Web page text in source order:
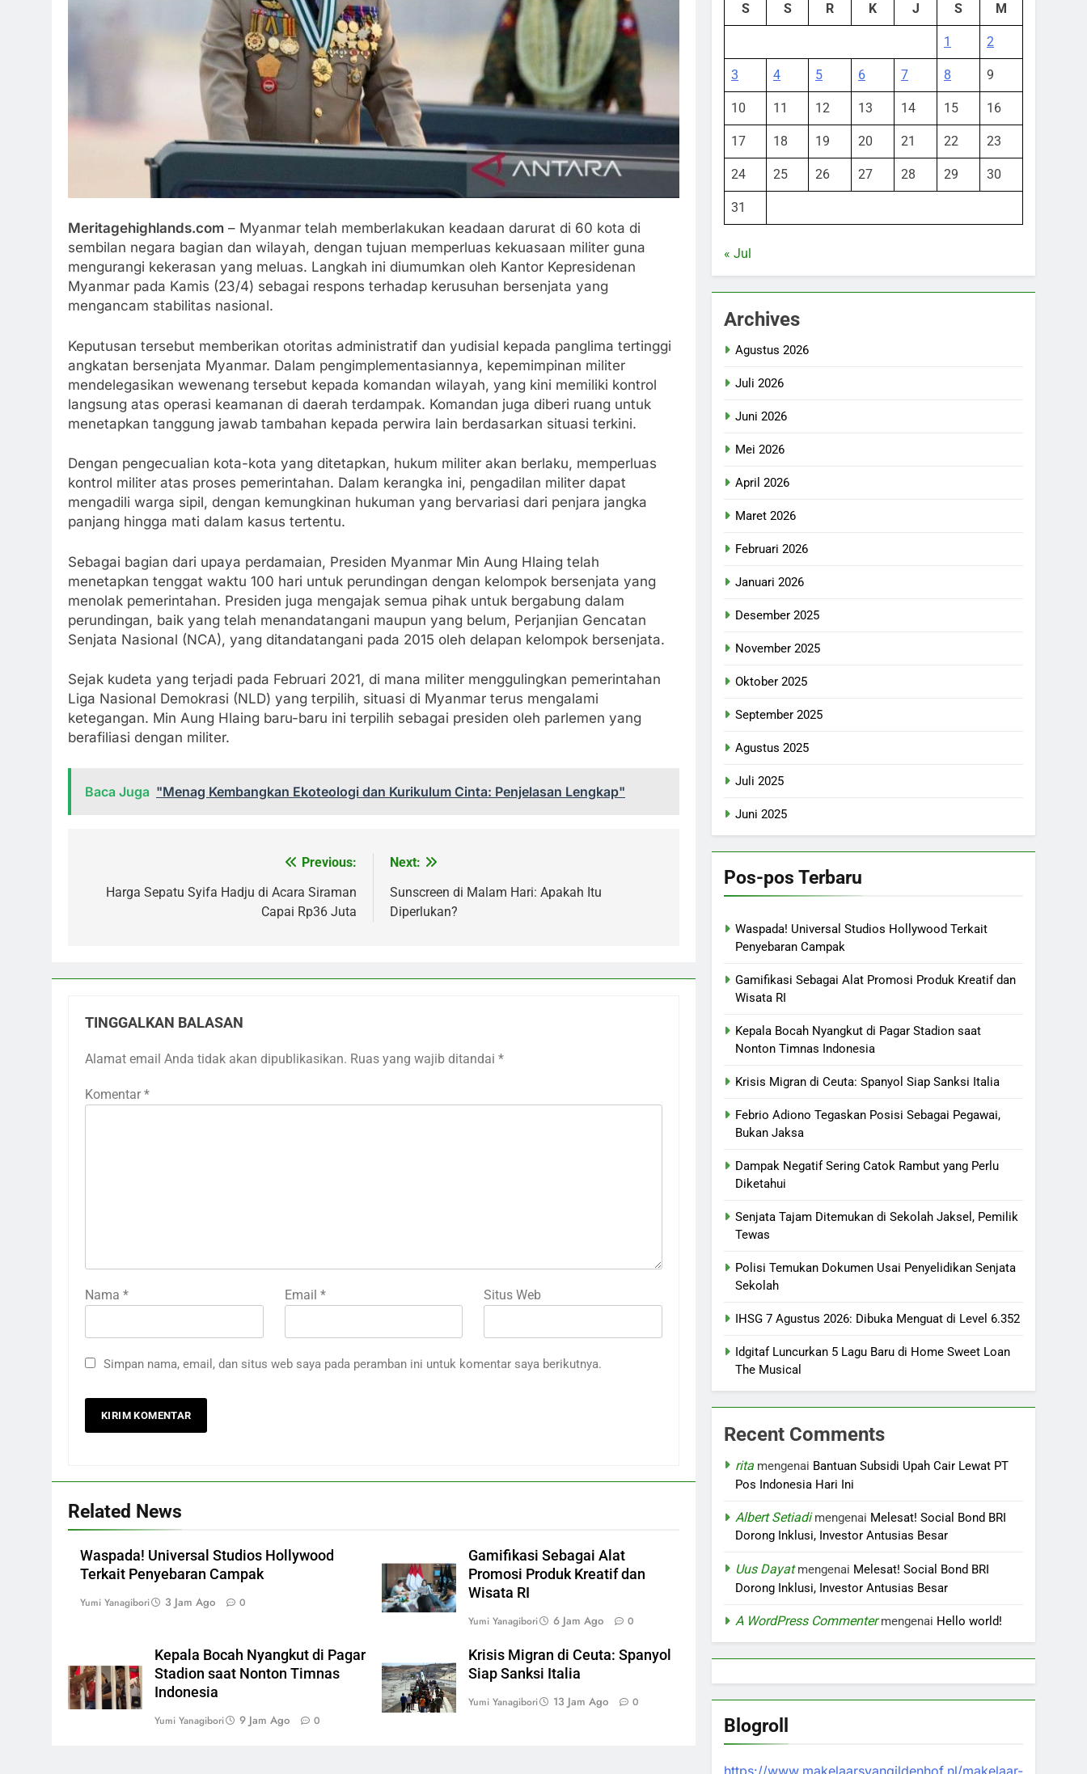
Meritagehighlands.com – Myanmar telah memberlakukan keadaan darurat di 60 kota di
sembilan negara bagian dan wilayah, dengan tujuan memperluas kekuasaan militer guna
mengurangi kekerasan yang meluas. Langkah ini diumumkan oleh Kantor Kepresidenan
Myanmar pada Kamis (23/4) sebagai respons terhadap kerusuhan bersenjata yang
mengancam stabilitas nasional.
Keputusan tersebut memberikan otoritas administratif dan yudisial kepada panglima tertinggi
angkatan bersenjata Myanmar. Dalam pengimplementasiannya, kepemimpinan militer
mendelegasikan wewenang tersebut kepada komandan wilayah, yang kini memiliki kontrol
langsung atas operasi keamanan di daerah terdampak. Komandan juga diberi ruang untuk
menetapkan tanggung jawab tambahan kepada perwira lain berdasarkan situasi terkini.
Dengan pengecualian kota-kota yang ditetapkan, hukum militer akan berlaku, memperluas
kontrol militer atas proses pemerintahan. Dalam kerangka ini, pengadilan militer dapat
mengadili warga sipil, dengan kemungkinan hukuman yang bervariasi dari penjara jangka
panjang hingga mati dalam kasus tertentu.
Sebagai bagian dari upaya perdamaian, Presiden Myanmar Min Aung Hlaing telah
menetapkan tenggat waktu 100 hari untuk perundingan dengan kelompok bersenjata yang
menolak pemerintahan. Presiden juga mengajak semua pihak untuk bergabung dalam
perundingan, baik yang telah menandatangani maupun yang belum, Perjanjian Gencatan
Senjata Nasional (NCA), yang ditandatangani pada 2015 oleh delapan kelompok bersenjata.
Sejak kudeta yang terjadi pada Februari 2021, di mana militer menggulingkan pemerintahan
Liga Nasional Demokrasi (NLD) yang terpilih, situasi di Myanmar terus mengalami
ketegangan. Min Aung Hlaing baru-baru ini terpilih sebagai presiden oleh parlemen yang
berafiliasi dengan militer.
Baca Juga "Menag Kembangkan Ekoteologi dan Kurikulum Cinta: Penjelasan Lengkap"
pos
Previous:
Harga Sepatu Syifa Hadju di Acara Siraman
Capai Rp36 Juta
Next:
Sunscreen di Malam Hari: Apakah Itu
Diperlukan?
TINGGALKAN BALASAN
Alamat email Anda tidak akan dipublikasikan. Ruas yang wajib ditandai *
Komentar *
Nama * Email * Situs Web
Simpan nama, email, dan situs web saya pada peramban ini untuk komentar saya berikutnya.
Related News
Waspada! Universal Studios Hollywood
Terkait Penyebaran Campak
Yumi Yanagibori 3 Jam Ago 0
Gamifikasi Sebagai Alat
Promosi Produk Kreatif dan
Wisata RI
Yumi Yanagibori 6 Jam Ago 0
Kepala Bocah Nyangkut di Pagar
Stadion saat Nonton Timnas
Indonesia
Yumi Yanagibori 9 Jam Ago 0
Krisis Migran di Ceuta: Spanyol
Siap Sanksi Italia
Yumi Yanagibori 13 Jam Ago 0
S S R K J S M
1 2
3 4 5 6 7 8 9
10 11 12 13 14 15 16
17 18 19 20 21 22 23
24 25 26 27 28 29 30
31
« Jul
Archives
Agustus 2026
Juli 2026
Juni 2026
Mei 2026
April 2026
Maret 2026
Februari 2026
Januari 2026
Desember 2025
November 2025
Oktober 2025
September 2025
Agustus 2025
Juli 2025
Juni 2025
Pos-pos Terbaru
Waspada! Universal Studios Hollywood Terkait
Penyebaran Campak
Gamifikasi Sebagai Alat Promosi Produk Kreatif dan
Wisata RI
Kepala Bocah Nyangkut di Pagar Stadion saat
Nonton Timnas Indonesia
Krisis Migran di Ceuta: Spanyol Siap Sanksi Italia
Febrio Adiono Tegaskan Posisi Sebagai Pegawai,
Bukan Jaksa
Dampak Negatif Sering Catok Rambut yang Perlu
Diketahui
Senjata Tajam Ditemukan di Sekolah Jaksel, Pemilik
Tewas
Polisi Temukan Dokumen Usai Penyelidikan Senjata
Sekolah
IHSG 7 Agustus 2026: Dibuka Menguat di Level 6.352
Idgitaf Luncurkan 5 Lagu Baru di Home Sweet Loan
The Musical
Recent Comments
rita mengenai Bantuan Subsidi Upah Cair Lewat PT
Pos Indonesia Hari Ini
Albert Setiadimengenai Melesat! Social Bond BRI
Dorong Inklusi, Investor Antusias Besar
Uus Dayatmengenai Melesat! Social Bond BRI
Dorong Inklusi, Investor Antusias Besar
A WordPress Commentermengenai Hello world!
Blogroll
https://www.makelaarsvangildenhof.nl/makelaar-